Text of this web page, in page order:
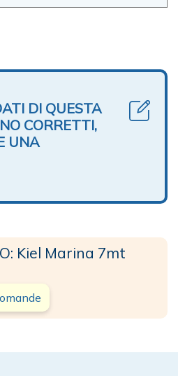
DI QUESTA
CORRETTI,
UNA
Kiel Marina 7mt